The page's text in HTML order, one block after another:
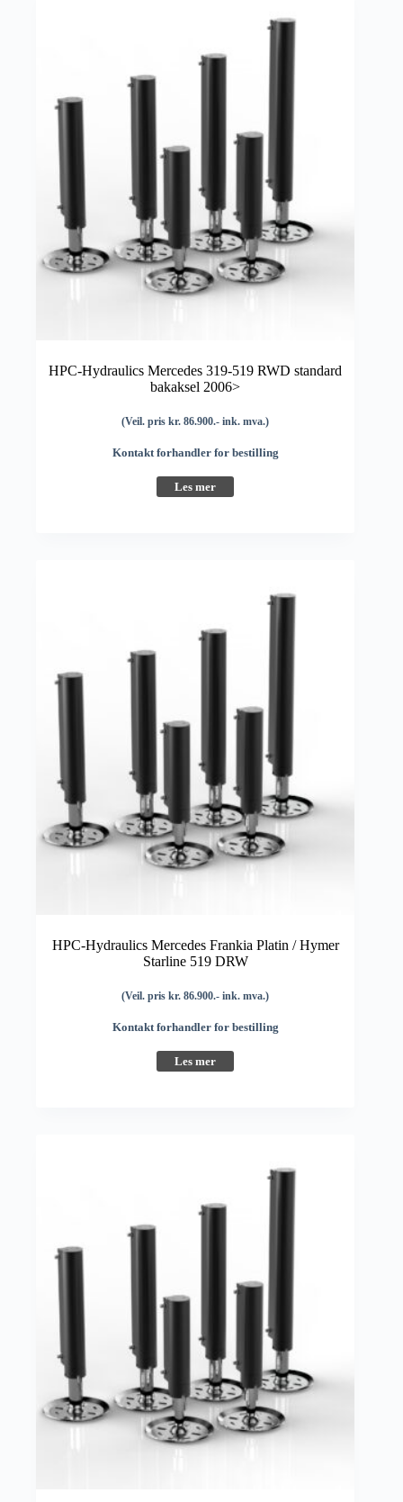
HPC-Hydraulics Mercedes 319-519 RWD standard
bakaksel 2006>
(Veil. pris kr. 86.900.- ink. mva.)
Kontakt forhandler for bestilling
Les mer
HPC-Hydraulics Mercedes Frankia Platin / Hymer
Starline 519 DRW
(Veil. pris kr. 86.900.- ink. mva.)
Kontakt forhandler for bestilling
Les mer